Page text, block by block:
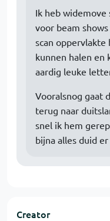
Ik heb widemove
voor beam
scan
kunnen halen en
aardig leuke
Vooralsnog gaat
terug naar
snel ik hem
bijna alles duid
Creator